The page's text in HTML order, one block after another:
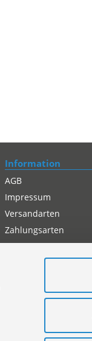
Information
AGB
Impressum
Versandarten
Zahlungsarten
Compliance
Datenschutz